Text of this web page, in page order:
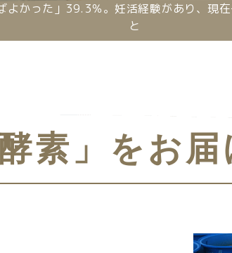
かった」39.3％。妊活経験があり、現
と
素」をお届